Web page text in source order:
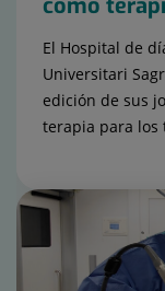
El Hospital de
Universitari
edición de sus
terapia para los